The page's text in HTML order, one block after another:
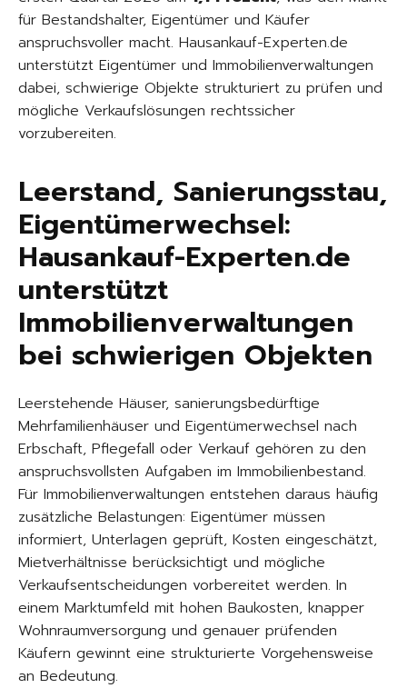
für Bestandshalter, Eigentümer und Käufer
anspruchsvoller macht. Hausankauf-Experten.de
unterstützt Eigentümer und Immobilienverwaltungen
dabei, schwierige Objekte strukturiert zu prüfen und
mögliche Verkaufslösungen rechtssicher
vorzubereiten.
Leerstand, Sanierungsstau,
Eigentümerwechsel:
Hausankauf-Experten.de
unterstützt
Immobilienverwaltungen
bei schwierigen Objekten
Leerstehende Häuser, sanierungsbedürftige
Mehrfamilienhäuser und Eigentümerwechsel nach
Erbschaft, Pflegefall oder Verkauf gehören zu den
anspruchsvollsten Aufgaben im Immobilienbestand.
Für Immobilienverwaltungen entstehen daraus häufig
zusätzliche Belastungen: Eigentümer müssen
informiert, Unterlagen geprüft, Kosten eingeschätzt,
Mietverhältnisse berücksichtigt und mögliche
Verkaufsentscheidungen vorbereitet werden. In
einem Marktumfeld mit hohen Baukosten, knapper
Wohnraumversorgung und genauer prüfenden
Käufern gewinnt eine strukturierte Vorgehensweise
an Bedeutung.